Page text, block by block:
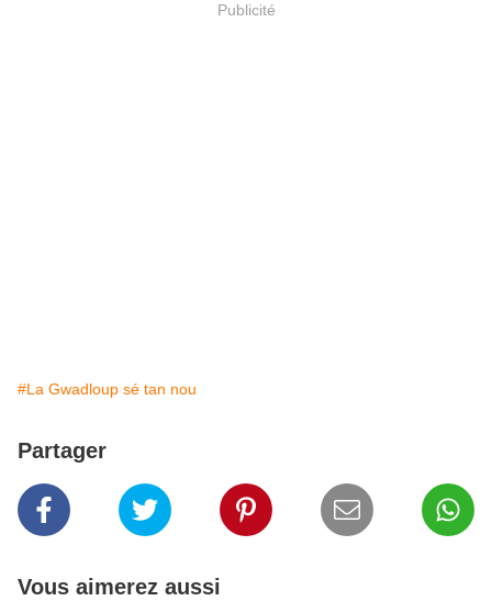
Publicité
#La Gwadloup sé tan nou
Partager
Vous aimerez aussi